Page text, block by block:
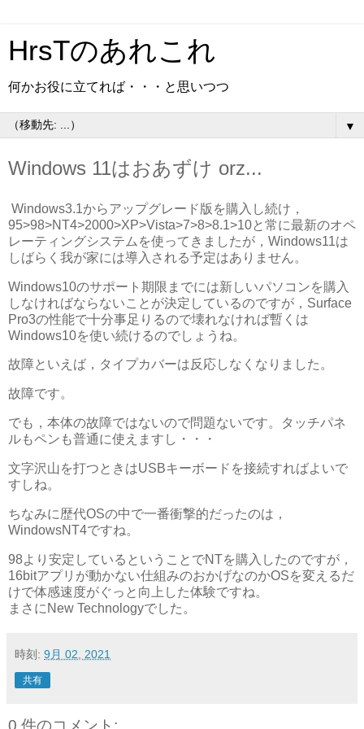
HrsTのあれこれ
何かお役に立てれば・・・と思いつつ
▼
Windows 11はおあずけ orz...
Windows3.1からアップグレード版を購入し続け，
95>98>NT4>2000>XP>Vista>7>8>8.1>10と常に最新のオペ
レーティングシステムを使ってきましたが，Windows11は
しばらく我が家には導入される予定はありません。
Windows10のサポート期限までには新しいパソコンを購入
しなければならないことが決定しているのですが，Surface
Pro3の性能で十分事足りるので壊れなければ暫くは
Windows10を使い続けるのでしょうね。
故障といえば，タイプカバーは反応しなくなりました。
故障です。
でも，本体の故障ではないので問題ないです。タッチパネ
ルもペンも普通に使えますし・・・
文字沢山を打つときはUSBキーボードを接続すればよいで
すしね。
ちなみに歴代OSの中で一番衝撃的だったのは，
WindowsNT4ですね。
98より安定しているということでNTを購入したのですが，
16bitアプリが動かない仕組みのおかげなのかOSを変えるだ
けで体感速度がぐっと向上した体験ですね。
まさにNew Technologyでした。
時刻: 9月 02, 2021
共有
0 件のコメント: